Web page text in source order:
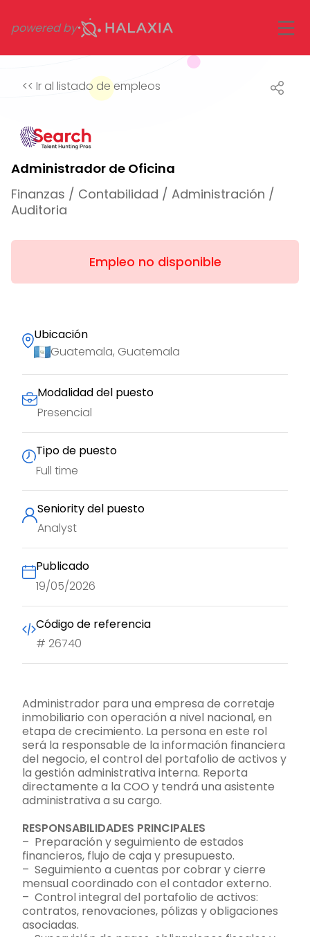
powered by
<< Ir al listado de empleos
Administrador para una empresa de corretaje
inmobiliario con operación a nivel nacional, en
etapa de crecimiento. La persona en este rol
será la responsable de la información financiera
del negocio, el control del portafolio de activos y
la gestión administrativa interna. Reporta
directamente a la COO y tendrá una asistente
administrativa a su cargo.
RESPONSABILIDADES PRINCIPALES
– Preparación y seguimiento de estados
financieros, flujo de caja y presupuesto.
– Seguimiento a cuentas por cobrar y cierre
mensual coordinado con el contador externo.
– Control integral del portafolio de activos:
contratos, renovaciones, pólizas y obligaciones
asociadas.
Administrador de Oficina
Finanzas / Contabilidad / Administración /
Auditoria
Empleo no disponible
Ubicación
Guatemala, Guatemala
Modalidad del puesto
Presencial
Tipo de puesto
Full time
Seniority del puesto
Analyst
Publicado
19/05/2026
Código de referencia
# 26740